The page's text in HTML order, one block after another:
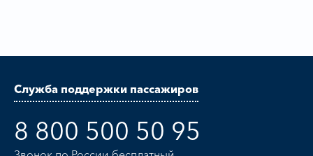
Служба поддержки пассажиров
8 800 500 50 95